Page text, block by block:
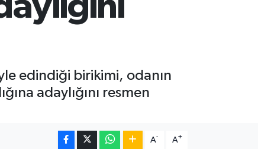
edindiği birikimi, odanın
adaylığını resmen
A- A+